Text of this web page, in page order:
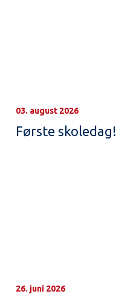
03. august 2026
Første skoledag!
26. juni 2026